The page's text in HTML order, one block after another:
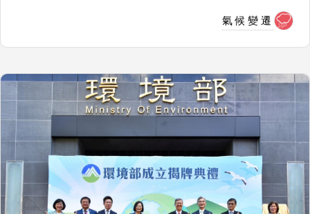
氣候變遷